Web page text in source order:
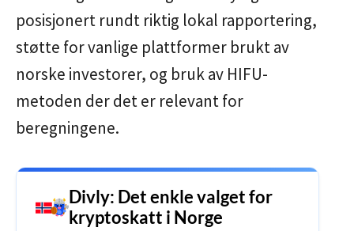
posisjonert rundt riktig lokal rapportering,
støtte for vanlige plattformer brukt av
norske investorer, og bruk av HIFU-
metoden der det er relevant for
beregningene.
Divly: Det enkle valget for
kryptoskatt i Norge